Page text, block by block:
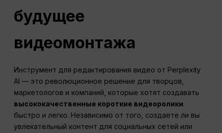
будущее
видеомонтажа
Инструмент для редактирования видео от Perplexity
AI — это революционное решение для творцов,
маркетологов и компаний, которые хотят создавать
высококачественные короткие видеоролики
быстро и легко. Независимо от того, создаете ли вы
увлекательный контент для социальных сетей или